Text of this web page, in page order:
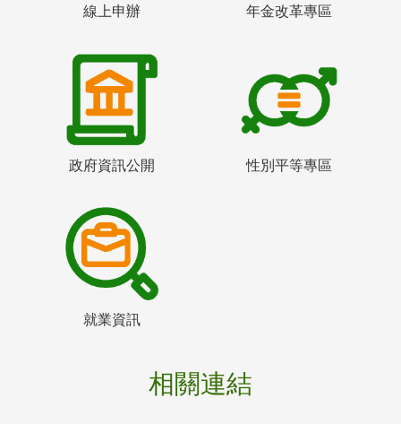
線上申辦 年金改革專區
政府資訊公開 性別平等專區
就業資訊
相關連結